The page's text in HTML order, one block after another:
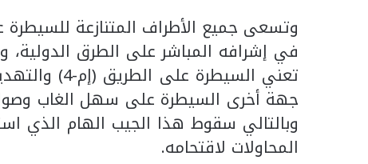
وتسعى جميع الأطراف المتنازعة
في إشرافه المباشر على الطرق
تعني
جهة أخرى السيطرة على سهل الغاب
وبالتالي سقوط هذا الجيب الهام الذي
المحاولات لاقتحامه.